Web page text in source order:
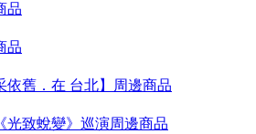
品
品
依舊．在 台北】周邊商品
光致蛻變》巡演周邊商品